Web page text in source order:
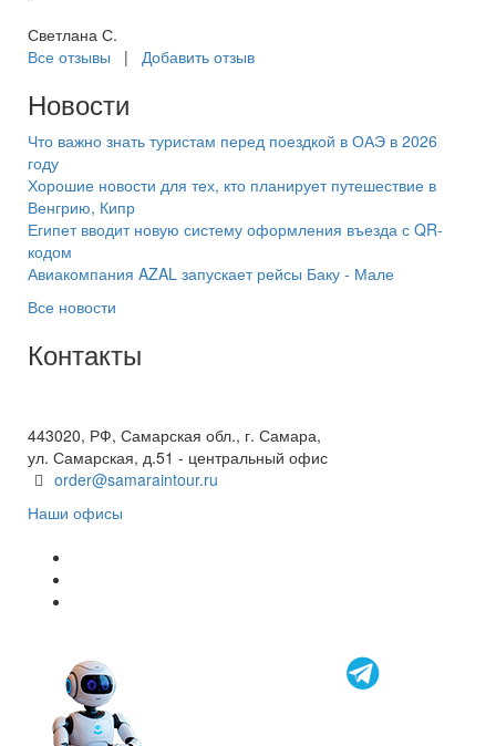
Светлана С.
Все отзывы | Добавить отзыв
Новости
Что важно знать туристам перед поездкой в ОАЭ в 2026
году
Хорошие новости для тех, кто планирует путешествие в
Венгрию, Кипр
Египет вводит новую систему оформления въезда с QR-
кодом
Авиакомпания AZAL запускает рейсы Баку - Мале
Все новости
Контакты
443020, РФ, Самарская обл., г. Самара,
ул. Самарская, д.51 - центральный офис
order@samaraintour.ru
Наши офисы